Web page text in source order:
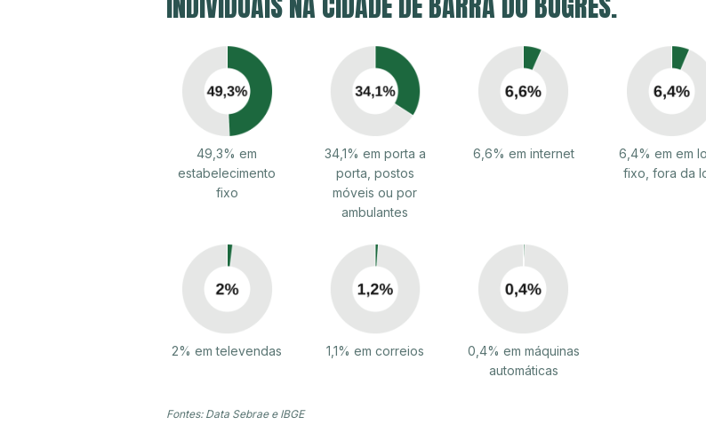
49,3% em
estabelecimento
fixo
34,1% em porta a
porta, postos
móveis ou por
ambulantes
6,6% em internet
6,4% em em
fixo, fora da
2% em televendas 1,1% em correios
0,4% em máquinas
automáticas
Fontes: Data Sebrae e IBGE